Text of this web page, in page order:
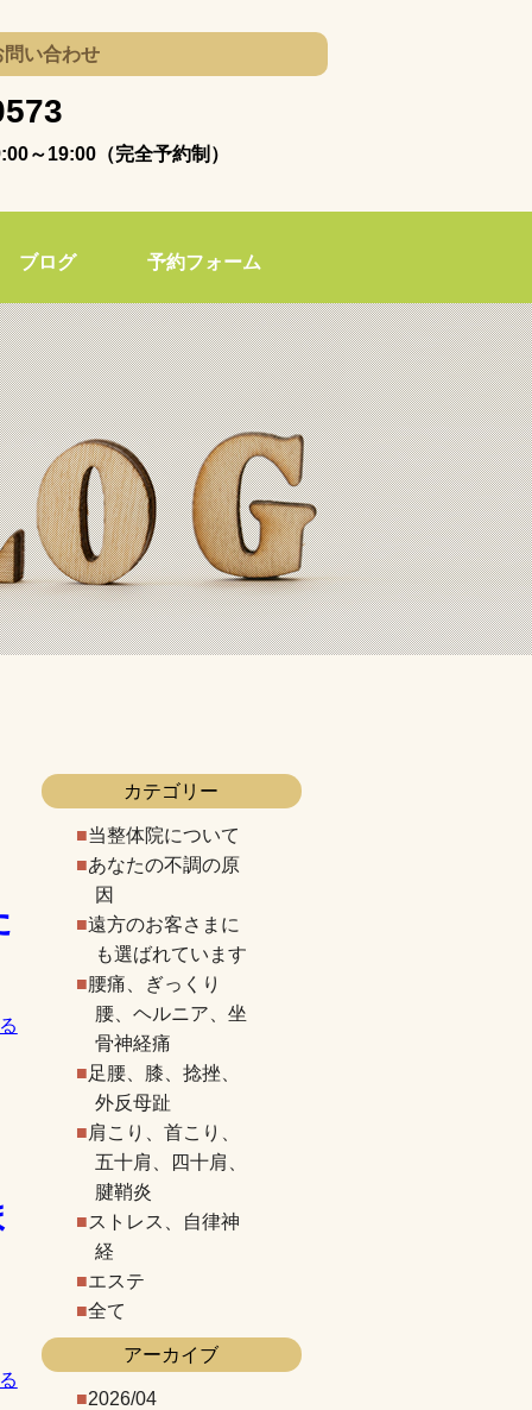
問い合わせ
～19:00（完全予約制）
ブログ 予約フォーム
カテゴリー
当整体院について
あなたの不調の原
因
遠方のお客さまに
も選ばれています
腰痛、ぎっくり
腰、ヘルニア、坐
骨神経痛
足腰、膝、捻挫、
外反母趾
肩こり、首こり、
五十肩、四十肩、
腱鞘炎
ストレス、自律神
経
エステ
全て
アーカイブ
2026/04